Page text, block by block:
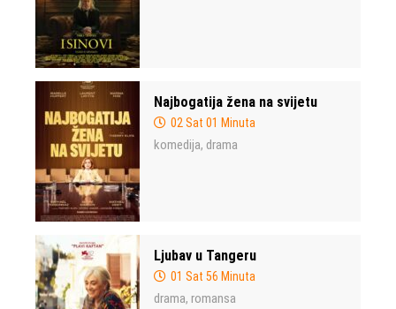
Najbogatija žena na svijetu
02 Sat 01 Minuta
komedija, drama
Ljubav u Tangeru
01 Sat 56 Minuta
drama, romansa